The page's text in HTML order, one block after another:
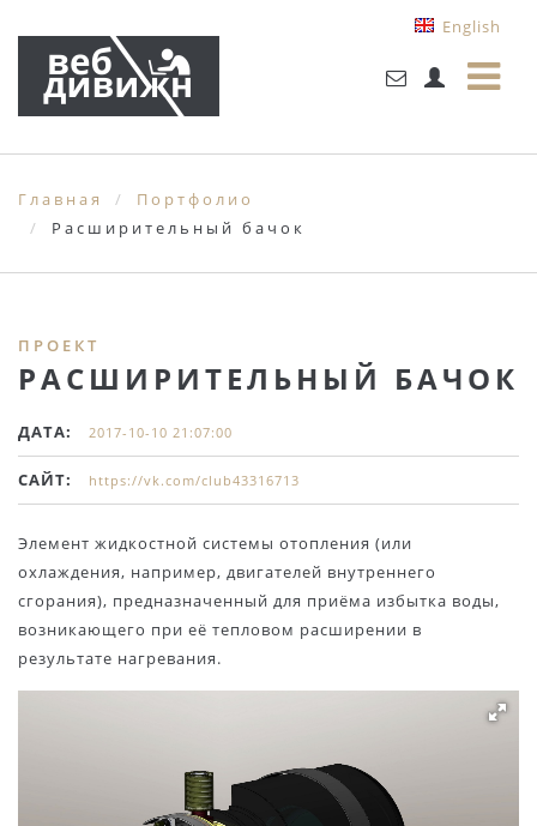
English
Главная
Портфолио
Расширительный бачок
ПРОЕКТ
РАСШИРИТЕЛЬНЫЙ БАЧОК
ДАТА: 2017-10-10 21:07:00
САЙТ: https://vk.com/club43316713
Элемент жидкостной системы отопления (или
охлаждения, например, двигателей внутреннего
сгорания), предназначенный для приёма избытка воды,
возникающего при её тепловом расширении в
результате нагревания.